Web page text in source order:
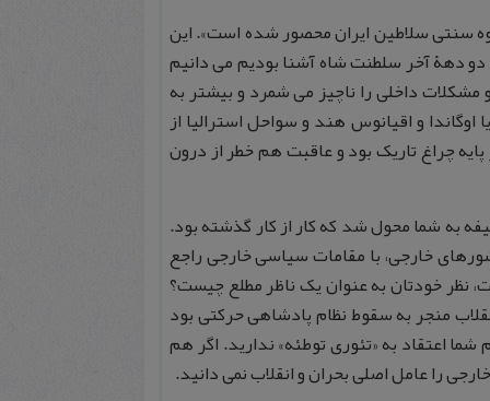
سنتی سلاطین ایران محصور شده است». این
دهۀ آخر سلطنت شاه آشنا بودیم می دانیم
داخلی را ناچیز می شمرد و بیشتر به
و اقیانوس هند و سواحل استرالیا از
چراغ تاریک بود و عاقبت هم خطر از درون
به شما محول شد که کار از کار گذشته بود.
خارجی، با مقامات سیاسی خارجی راجع
نظر خودتان به عنوان یک ناظر مطلع چیست؟
را از آن جهت مطرح می کنم که گروهی معتقدند بحران سال 57 و انقلاب منجر به سقوط نظام پادشاهی حرکتی بود
اعتقاد به «تئوری توطئه» ندارید. اگر هم
را عامل اصلی بحران و انقلاب نمی دانید.